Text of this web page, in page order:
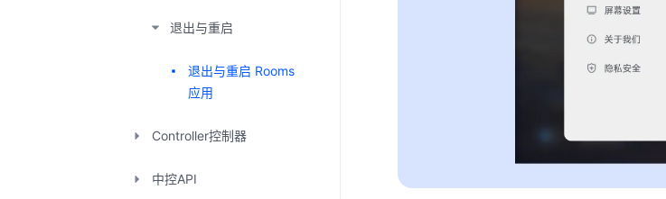
退出与重启
退出与重启 Rooms
应用
Controller控制器
中控API